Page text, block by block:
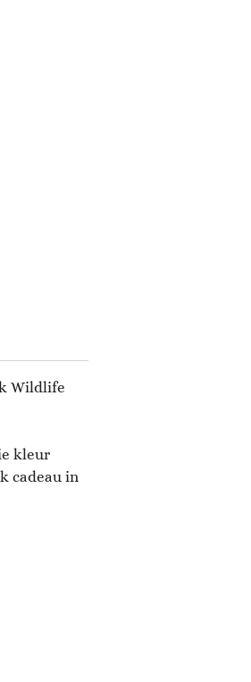
Wildlife
kleur
cadeau in